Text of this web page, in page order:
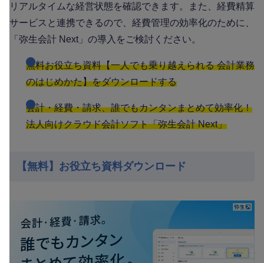
リアルタイムな経営状態を確認できます。また、経費精算
サービスと連携できるので、経費管理の効率化のために、
「弥生会計 Next」の導入をご検討ください。
無料お役立ち資料【一人でも乗り越えられる 会計業務
のはじめかた】をダウンロードする
会計・経費・請求、誰でもカンタンまとめて効率化！
法人向けクラウド会計ソフト「弥生会計 Next」
【無料】お役立ち資料ダウンロード